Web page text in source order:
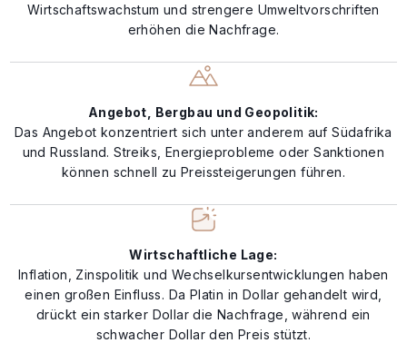
Wirtschaftswachstum und strengere Umweltvorschriften
erhöhen die Nachfrage.
Angebot, Bergbau und Geopolitik:
Das Angebot konzentriert sich unter anderem auf Südafrika
und Russland. Streiks, Energieprobleme oder Sanktionen
können schnell zu Preissteigerungen führen.
Wirtschaftliche Lage:
Inflation, Zinspolitik und Wechselkursentwicklungen haben
einen großen Einfluss. Da Platin in Dollar gehandelt wird,
drückt ein starker Dollar die Nachfrage, während ein
schwacher Dollar den Preis stützt.